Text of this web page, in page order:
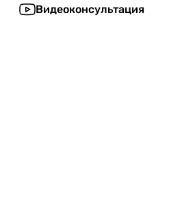
Видеоконсультация